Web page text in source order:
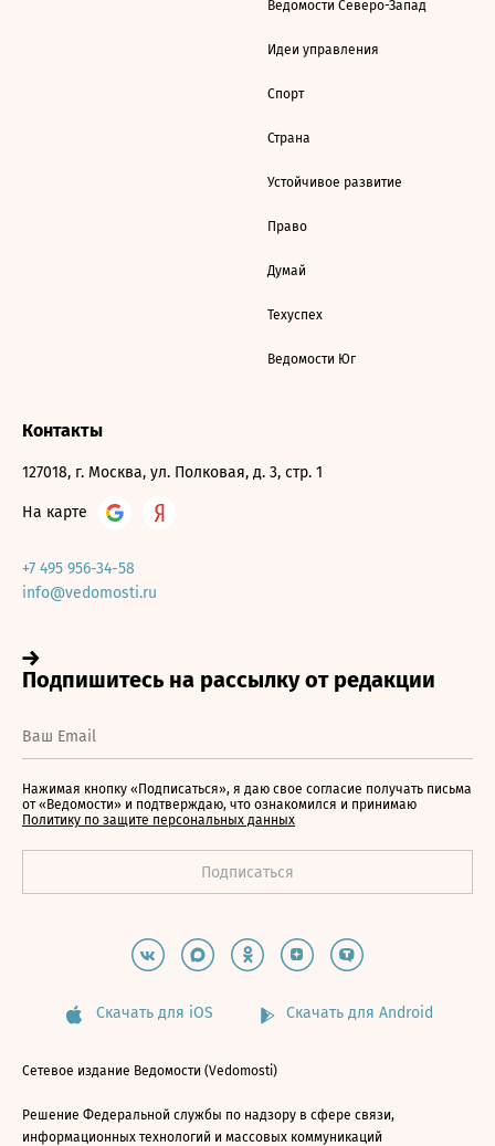
Ведомости Северо-Запад
Идеи управления
Спорт
Страна
Устойчивое развитие
Право
Думай
Техуспех
Ведомости Юг
Контакты
127018, г. Москва, ул. Полковая, д. 3, стр. 1
На карте
+7 495 956-34-58
info@vedomosti.ru
Нажимая кнопку «Подписаться», я даю свое согласие получать письма
от «Ведомости» и подтверждаю, что ознакомился и принимаю
Политику по защите персональных данных
Скачать для iOS Скачать для Android
Сетевое издание Ведомости (Vedomosti)
Решение Федеральной службы по надзору в сфере связи,
информационных технологий и массовых коммуникаций